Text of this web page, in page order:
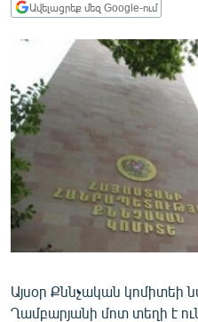
ՊԱՏԵՐԱԶՄԻ 6 ՇԱԲԱԹՆԵՐԸ
ՏԱՐԱԾԱՇՐՋԱՆ
ՄԻՋԱԶԳԱՅԻՆ
ՄՇԱԿՈՒՅԹ
ՍՊՈՐՏ
ՄԵԿՆԱԲԱՆՈՒԹՅՈՒՆ
ՏՏ ԵՒ ԻՆՏԵՐՆԵՏ
ԿՈՐՈՆԱՎԻՐՈՒՍ
ՏԵՍԱՆՅՈՒԹԵՐ
Ավելացրեք մեզ Google-ում
Այսօր Քննչական կոմիտեի
Ղամբարյանի մոտ տեղի է